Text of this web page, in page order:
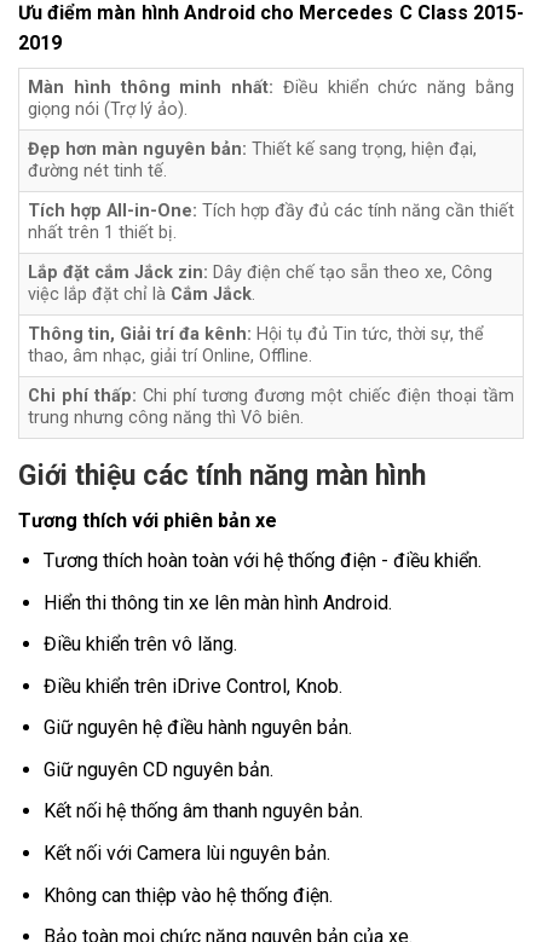
Ưu điểm màn hình Android cho Mercedes C Class 2015-
2019
Màn hình thông minh nhất: Điều khiển chức năng bằng
giọng nói (Trợ lý ảo).
Đẹp hơn màn nguyên bản: Thiết kế sang trọng, hiện đại,
đường nét tinh tế.
Tích hợp All-in-One: Tích hợp đầy đủ các tính năng cần thiết
nhất trên 1 thiết bị.
Lắp đặt cắm Jắck zin: Dây điện chế tạo sẵn theo xe, Công
việc lắp đặt chỉ là Cắm Jắck.
Thông tin, Giải trí đa kênh: Hội tụ đủ Tin tức, thời sự, thể
thao, âm nhạc, giải trí Online, Offline.
Chi phí thấp: Chi phí tương đương một chiếc điện thoại tầm
trung nhưng công năng thì Vô biên.
Giới thiệu các tính năng màn hình
Tương thích với phiên bản xe
Tương thích hoàn toàn với hệ thống điện - điều khiển.
Hiển thi thông tin xe lên màn hình Android.
Điều khiển trên vô lăng.
Điều khiển trên iDrive Control, Knob.
Giữ nguyên hệ điều hành nguyên bản.
Giữ nguyên CD nguyên bản.
Kết nối hệ thống âm thanh nguyên bản.
Kết nối với Camera lùi nguyên bản.
Không can thiệp vào hệ thống điện.
Bảo toàn mọi chức năng nguyên bản của xe.